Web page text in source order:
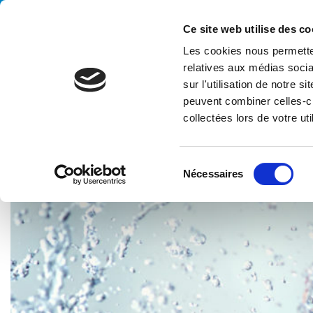
Ce site web utilise des
Les cookies nous
relatives aux médias
sur l'utilisation de notre
peuvent combiner celles-
collectées lors de votre
é
t
i
Nécessaires